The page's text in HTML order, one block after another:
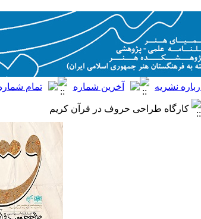
کارگاه طراحی حروف در قرآن کریم